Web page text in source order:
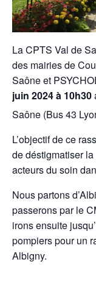
La CPTS Val de
des mairies de
Saône et
juin 2024 à 10h30
Saône (Bus 43
L’objectif de ce
de déstigmatiser
acteurs du soin
Nous partons
passerons par le
irons ensuite
pompiers pour un
Albigny.